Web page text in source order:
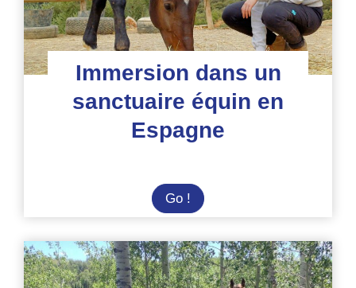
Immersion dans un
sanctuaire équin en
Espagne
Go ! Immersion
dans
un
sanctuaire
équin